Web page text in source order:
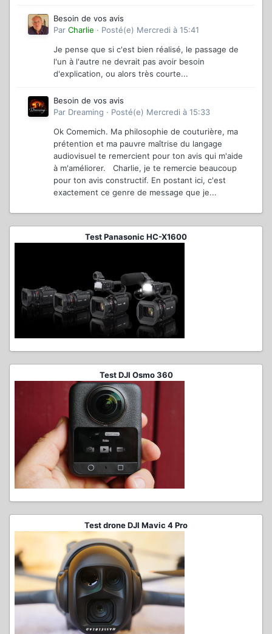
Besoin de vos avis
Par Charlie · Posté(e) Mercredi à 15:41
Je pense que si c'est bien réalisé, le passage de
l'un à l'autre ne devrait pas avoir besoin
d'explication, ou alors très courte...
Besoin de vos avis
Par Dreaming · Posté(e) Mercredi à 15:33
Ok Comemich. Ma philosophie de couturière, ma
prétention et ma pauvre maîtrise du langage
audiovisuel te remercient pour ton avis qui m'aide
à m'améliorer. Charlie, je te remercie beaucoup
pour ton avis constructif. En postant ici, c'est
exactement ce genre de message que je...
Test Panasonic HC-X1600
Test DJI Osmo 360
Test drone DJI Mavic 4 Pro